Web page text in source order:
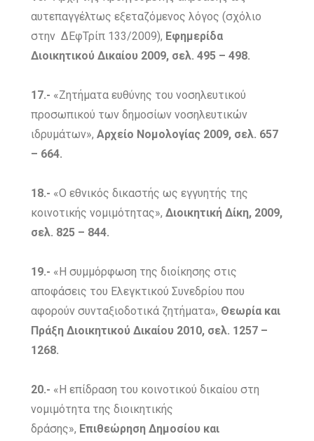
αυτεπαγγέλτως εξεταζόμενος λόγος (σχόλιο
στην ΔΕφΤρίπ 133/2009), Εφημερίδα
Διοικητικού Δικαίου 2009, σελ. 495 – 498.
17.- «Ζητήματα ευθύνης του νοσηλευτικού
προσωπικού των δημοσίων νοσηλευτικών
ιδρυμάτων»,Αρχείο Νομολογίας 2009, σελ. 657
– 664.
18.- «Ο εθνικός δικαστής ως εγγυητής της
κοινοτικής νομιμότητας»,Διοικητική Δίκη, 2009,
σελ. 825 – 844.
19.- «Η συμμόρφωση της διοίκησης στις
αποφάσεις του Ελεγκτικού Συνεδρίου που
αφορούν συνταξιοδοτικά ζητήματα», Θεωρία και
Πράξη Διοικητικού Δικαίου 2010, σελ. 1257 –
1268.
20.- «Η επίδραση του κοινοτικού δικαίου στη
νομιμότητα της διοικητικής
δράσης», Επιθεώρηση Δημοσίου και